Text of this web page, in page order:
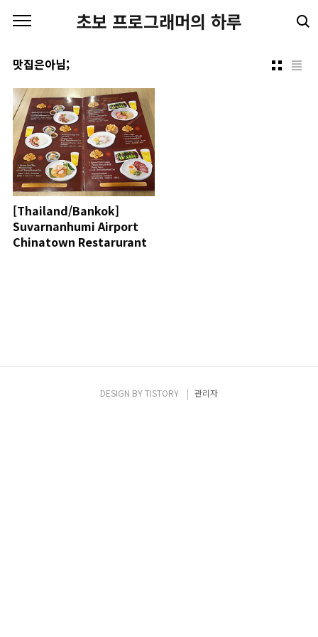
초보 프로그래머의 하루
맛집은아님;
[Thailand/Bankok]
Suvarnanhumi Airport
Chinatown Restarurant
DESIGN BYTISTORY 관리자